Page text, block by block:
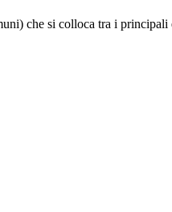
che si colloca tra i principali